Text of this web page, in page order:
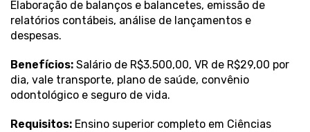
Elaboração de balanços e balancetes, emissão de
relatórios contábeis, análise de lançamentos e
despesas.
Benefícios: Salário de R$3.500,00, VR de R$29,00 por
dia, vale transporte, plano de saúde, convênio
odontológico e seguro de vida.
Requisitos: Ensino superior completo em Ciências